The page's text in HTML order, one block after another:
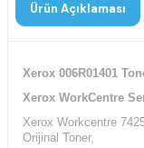
Ürün Açıklaması
Xerox 006R01401
Xerox WorkCentre
Xerox Workcentre
Orijinal Toner,